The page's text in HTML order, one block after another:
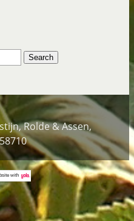
Rolde & Assen,
with